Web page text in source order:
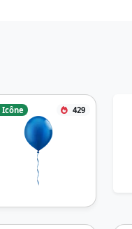
Icône 429